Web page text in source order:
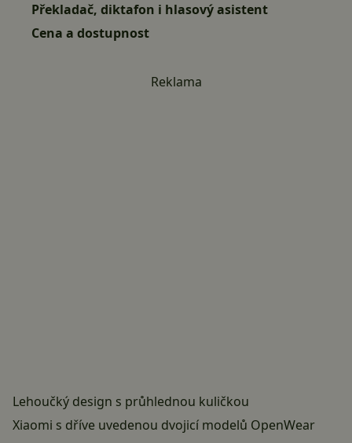
Překladač, diktafon i hlasový asistent
Cena a dostupnost
Reklama
Lehoučký design s průhlednou kuličkou
Xiaomi s dříve uvedenou dvojicí modelů OpenWear